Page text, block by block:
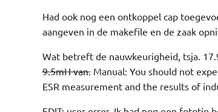
Had ook nog een ontkoppel cap
aangeven in de makefile en de zaak
Wat betreft de nauwkeurigheid, tsja.
9.5mH van.Manual: You should not
ESR measurement and the results of